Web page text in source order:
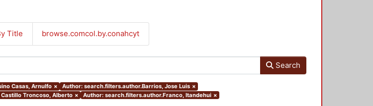
Title browse.comcol.by.conahcyt
Search
Casas, Arnulfo × Author: search.filters.author.Barrios, Jose Luis ×
Troncoso, Alberto × Author: search.filters.author.Franco, Itandehui ×